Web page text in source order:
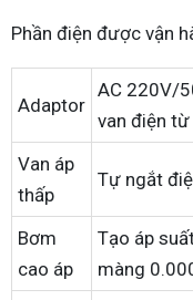
Phần điện được vận
Adaptor
AC 220V/
van điện từ
Van áp
thấp
Tự ngắt
Bơm
cao áp
Tạo áp
màng